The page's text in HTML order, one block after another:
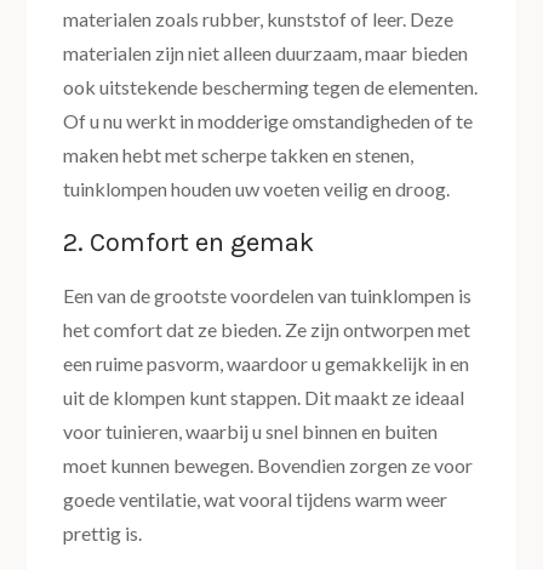
materialen zoals rubber, kunststof of leer. Deze
materialen zijn niet alleen duurzaam, maar bieden
ook uitstekende bescherming tegen de elementen.
Of u nu werkt in modderige omstandigheden of te
maken hebt met scherpe takken en stenen,
tuinklompen houden uw voeten veilig en droog.
2. Comfort en gemak
Een van de grootste voordelen van tuinklompen is
het comfort dat ze bieden. Ze zijn ontworpen met
een ruime pasvorm, waardoor u gemakkelijk in en
uit de klompen kunt stappen. Dit maakt ze ideaal
voor tuinieren, waarbij u snel binnen en buiten
moet kunnen bewegen. Bovendien zorgen ze voor
goede ventilatie, wat vooral tijdens warm weer
prettig is.